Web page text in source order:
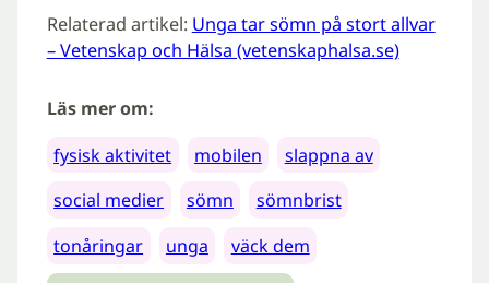
Relaterad artikel: Unga tar sömn på stort allvar
– Vetenskap och Hälsa (vetenskaphalsa.se)
Läs mer om:
fysisk aktivitet
mobilen
slappna av
social medier
sömn
sömnbrist
tonåringar
unga
väck dem